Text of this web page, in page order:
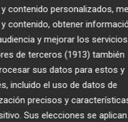
generales de Anffecc
un nicho clave
de maquinaria
es un mercado de
contenido personalizados,
contenido, obtener
y mejorar los servicios.
de terceros (1913) también
sus datos para estos y
incluido el uso de datos de
precisos y
Sus elecciones se aplican